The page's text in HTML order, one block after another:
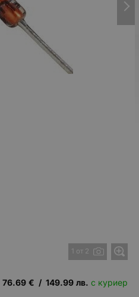
1 от 2
76.69 € / 149.99 лв. с куриер